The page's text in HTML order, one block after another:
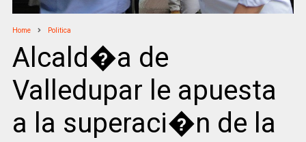
Home Politica
Alcald�a de
Valledupar le apuesta
a la superaci�n de la